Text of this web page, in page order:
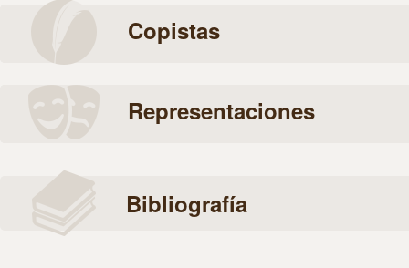
Copistas
Representaciones
Bibliografía